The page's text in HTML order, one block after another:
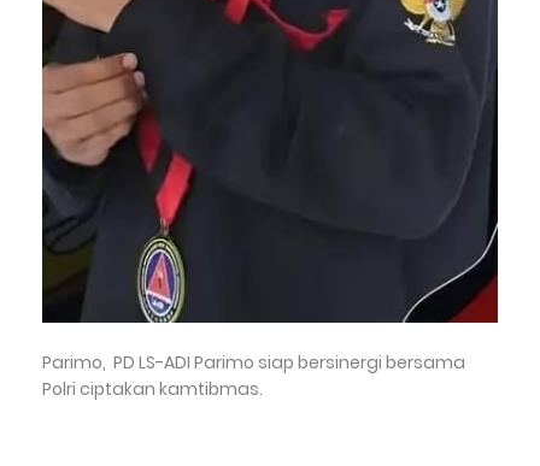
Parimo, PD LS-ADI Parimo siap bersinergi bersama
Polri ciptakan kamtibmas.